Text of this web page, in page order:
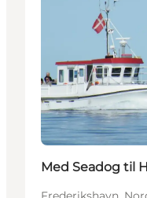
Med Seadog til